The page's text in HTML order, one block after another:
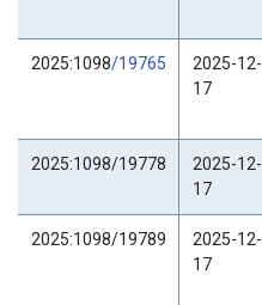
2025:1098/19765
2025-12-
17
2025:1098/19778
2025-12-
17
2025:1098/19789
2025-12-
17